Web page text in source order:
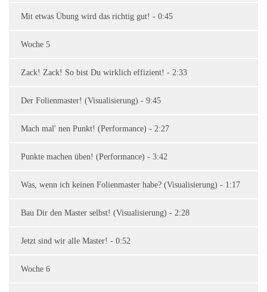
Mit etwas Übung wird das richtig gut! - 0:45
Woche 5
Zack! Zack! So bist Du wirklich effizient! - 2:33
Der Folienmaster! (Visualisierung) - 9:45
Mach mal' nen Punkt! (Performance) - 2:27
Punkte machen üben! (Performance) - 3:42
Was, wenn ich keinen Folienmaster habe? (Visualisierung) - 1:17
Bau Dir den Master selbst! (Visualisierung) - 2:28
Jetzt sind wir alle Master! - 0:52
Woche 6